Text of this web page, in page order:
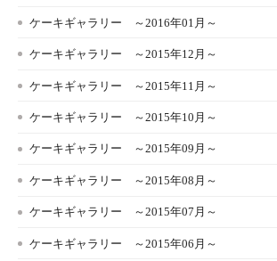
ケーキギャラリー ～2016年01月～
ケーキギャラリー ～2015年12月～
ケーキギャラリー ～2015年11月～
ケーキギャラリー ～2015年10月～
ケーキギャラリー ～2015年09月～
ケーキギャラリー ～2015年08月～
ケーキギャラリー ～2015年07月～
ケーキギャラリー ～2015年06月～